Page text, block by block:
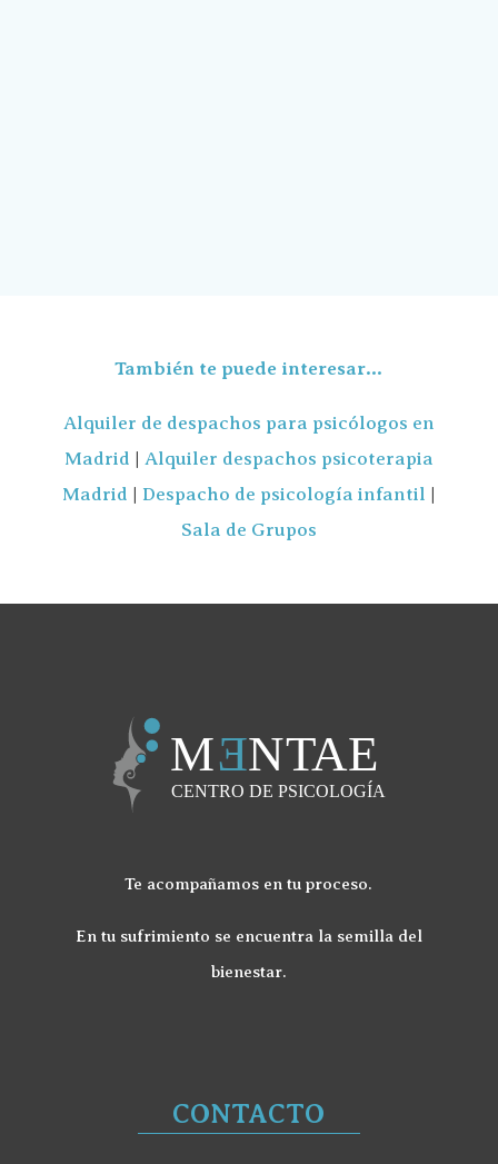
También te puede interesar…
Alquiler de despachos para psicólogos en
Madrid
Alquiler despachos psicoterapia
Madrid
Despacho de psicología infantil
Sala de Grupos
Te acompañamos en tu proceso.
En tu sufrimiento se encuentra la semilla del
bienestar.
CONTACTO